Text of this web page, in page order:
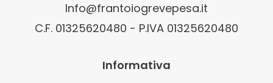
Info@frantoiogrevepesa.it
C.F. 01325620480 - P.IVA 01325620480
Informativa